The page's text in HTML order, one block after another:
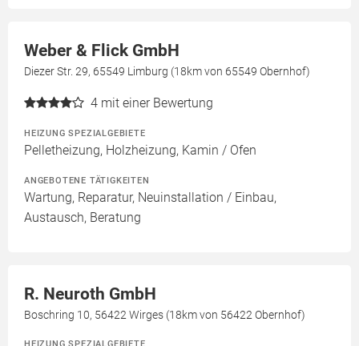
Weber & Flick GmbH
Diezer Str. 29, 65549 Limburg (18km von 65549 Obernhof)
4 mit einer Bewertung
HEIZUNG SPEZIALGEBIETE
Pelletheizung, Holzheizung, Kamin / Ofen
ANGEBOTENE TÄTIGKEITEN
Wartung, Reparatur, Neuinstallation / Einbau,
Austausch, Beratung
R. Neuroth GmbH
Boschring 10, 56422 Wirges (18km von 56422 Obernhof)
HEIZUNG SPEZIALGEBIETE